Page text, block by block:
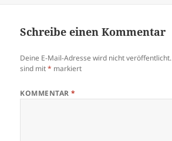
Schreibe einen Kommentar
Deine E-Mail-Adresse wird nicht veröffentlicht.
sind mit* markiert
KOMMENTAR*